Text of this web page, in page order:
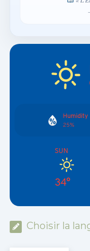
Humidity
25%
SUN
34°
Choisir la